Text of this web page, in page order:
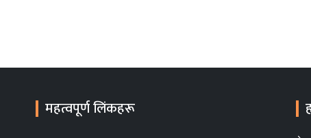
महत्वपूर्ण लिंकहरू